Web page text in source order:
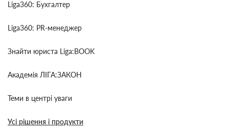
Liga360: Бухгалтер
Liga360: PR-менеджер
Знайти юриста Liga:BOOK
Академія ЛІГА:ЗАКОН
Теми в центрі уваги
Усі рішення і продукти